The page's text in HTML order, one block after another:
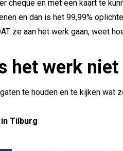
cheque en met een kaart te
en dan is het 99,99%
ze aan het werk gaan, weet
het werk niet
te houden en te kijken wat
Tilburg